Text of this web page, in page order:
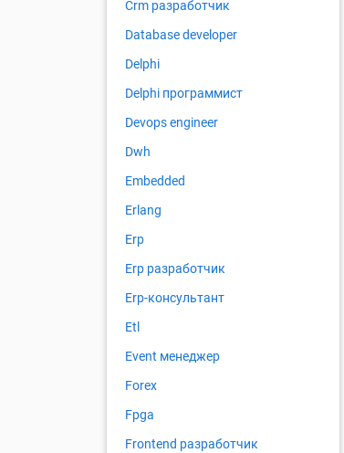
Crm разработчик
Database developer
Delphi
Delphi программист
Devops engineer
Dwh
Embedded
Erlang
Erp
Erp разработчик
Erp-консультант
Etl
Event менеджер
Forex
Fpga
Frontend разработчик